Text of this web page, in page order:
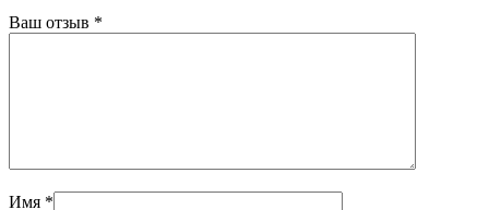
Ваш отзыв *
Имя *